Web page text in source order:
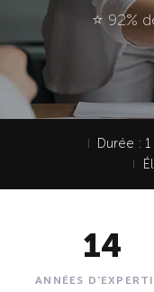
⭐ 92%
I Durée :
I
14
ANNÉES